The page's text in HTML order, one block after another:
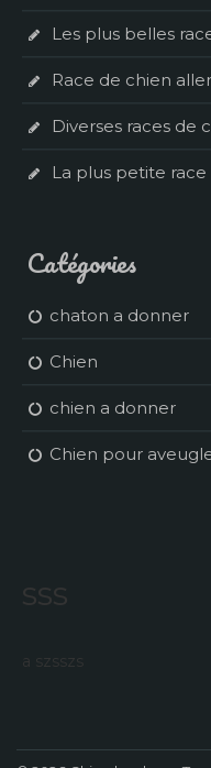
Les plus belles
Race de chien
Diverses races de
La plus petite
Catégories
chaton a donner
Chien
chien a donner
Chien pour
sss
a szsszs